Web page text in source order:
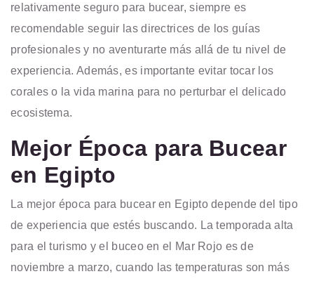
relativamente seguro para bucear, siempre es
recomendable seguir las directrices de los guías
profesionales y no aventurarte más allá de tu nivel de
experiencia. Además, es importante evitar tocar los
corales o la vida marina para no perturbar el delicado
ecosistema.
Mejor Época para Bucear
en Egipto
La mejor época para bucear en Egipto depende del tipo
de experiencia que estés buscando. La temporada alta
para el turismo y el buceo en el Mar Rojo es de
noviembre a marzo, cuando las temperaturas son más